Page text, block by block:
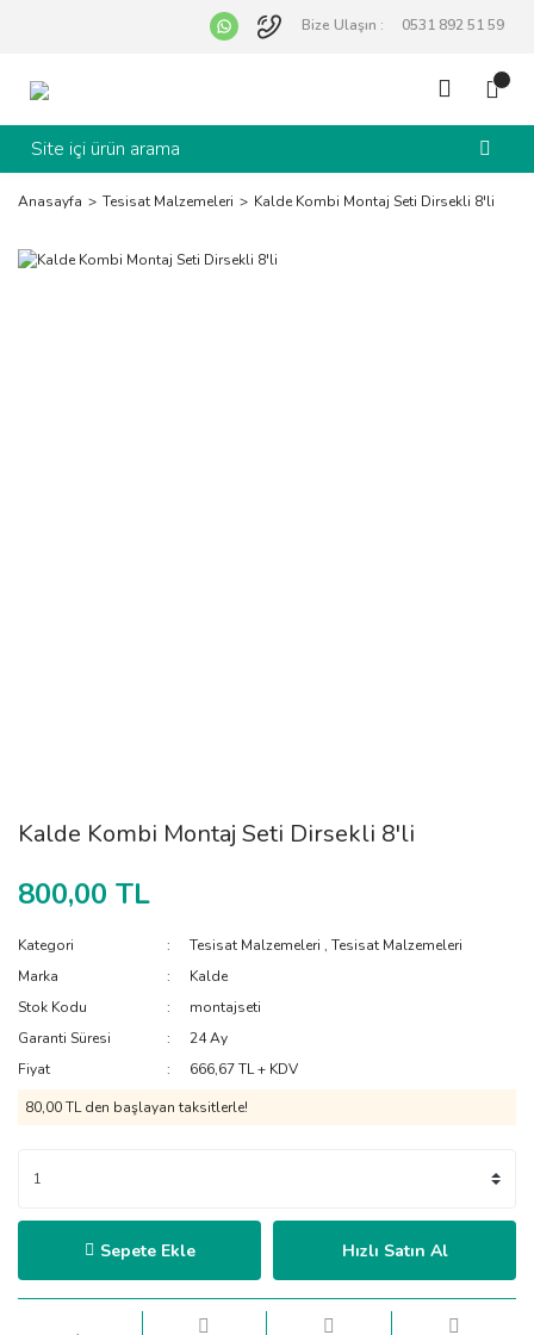
Bize Ulaşın : 0531 892 51 59
Anasayfa Tesisat Malzemeleri Kalde Kombi Montaj Seti Dirsekli 8'li
Kalde Kombi Montaj Seti Dirsekli 8'li
800,00 TL
Kategori Tesisat Malzemeleri ,Tesisat Malzemeleri
Marka
Kalde
Stok Kodu
montajseti
Garanti Süresi
24 Ay
Fiyat
666,67 TL + KDV
80,00 TL den başlayan taksitlerle!
Sepete Ekle Hızlı Satın Al